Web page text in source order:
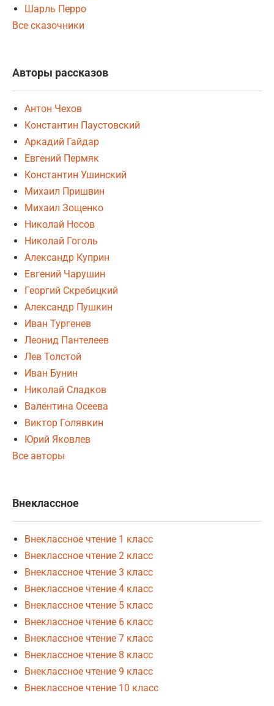
Шарль Перро
Все сказочники
Авторы рассказов
Антон Чехов
Константин Паустовский
Аркадий Гайдар
Евгений Пермяк
Константин Ушинский
Михаил Пришвин
Михаил Зощенко
Николай Носов
Николай Гоголь
Александр Куприн
Евгений Чарушин
Георгий Скребицкий
Александр Пушкин
Иван Тургенев
Леонид Пантелеев
Лев Толстой
Иван Бунин
Николай Сладков
Валентина Осеева
Виктор Голявкин
Юрий Яковлев
Все авторы
Внеклассное
Внеклассное чтение 1 класс
Внеклассное чтение 2 класс
Внеклассное чтение 3 класс
Внеклассное чтение 4 класс
Внеклассное чтение 5 класс
Внеклассное чтение 6 класс
Внеклассное чтение 7 класс
Внеклассное чтение 8 класс
Внеклассное чтение 9 класс
Внеклассное чтение 10 класс